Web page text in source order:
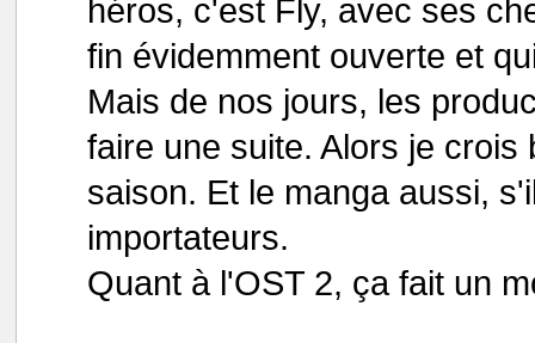
héros, c'est Fly, avec ses
fin évidemment ouverte et
Mais de nos jours, les
faire une suite. Alors je
saison. Et le manga aussi,
importateurs.
Quant à l'OST 2, ça fait un